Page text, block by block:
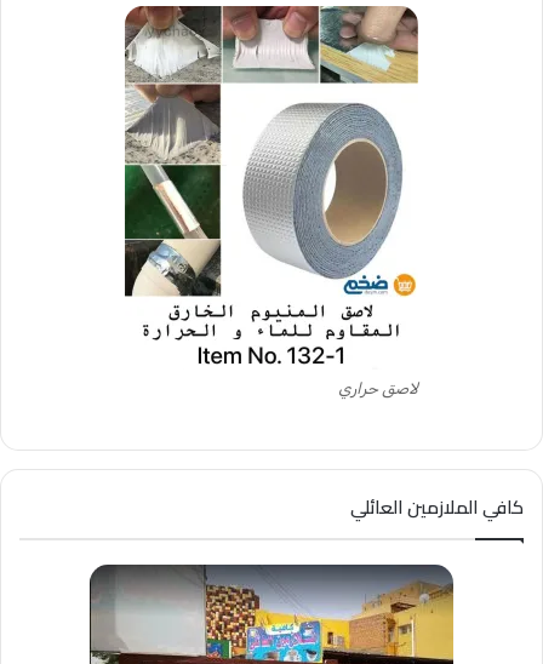
لاصق حراري
كافي الملازمين العائلي